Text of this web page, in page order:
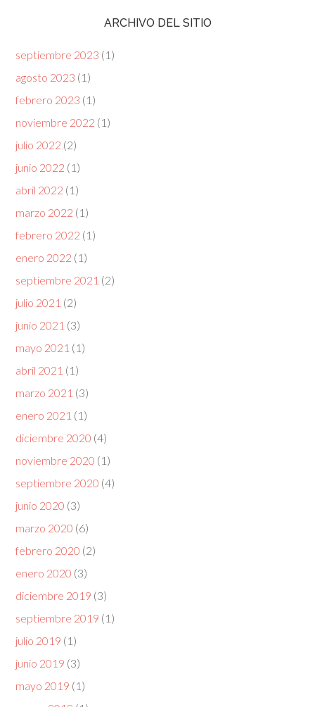
ARCHIVO DEL SITIO
septiembre 2023 (1)
agosto 2023 (1)
febrero 2023 (1)
noviembre 2022 (1)
julio 2022 (2)
junio 2022 (1)
abril 2022 (1)
marzo 2022 (1)
febrero 2022 (1)
enero 2022 (1)
septiembre 2021 (2)
julio 2021 (2)
junio 2021 (3)
mayo 2021 (1)
abril 2021 (1)
marzo 2021 (3)
enero 2021 (1)
diciembre 2020 (4)
noviembre 2020 (1)
septiembre 2020 (4)
junio 2020 (3)
marzo 2020 (6)
febrero 2020 (2)
enero 2020 (3)
diciembre 2019 (3)
septiembre 2019 (1)
julio 2019 (1)
junio 2019 (3)
mayo 2019 (1)